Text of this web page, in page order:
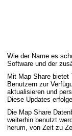
Wie der Name es
Software und der
Mit Map Share bietet
Benutzern zur
aktualisieren und
Diese Updates
Die Map Share
weiterhin benutzt
herum, von Zeit zu